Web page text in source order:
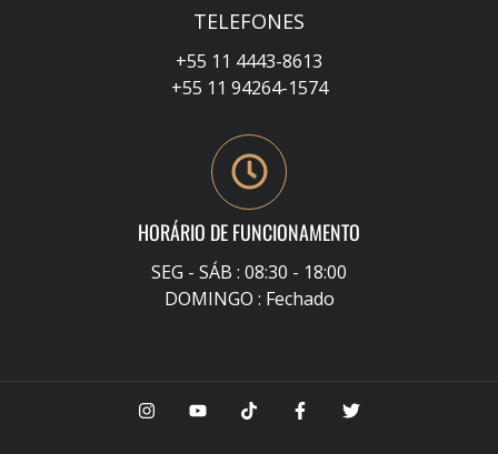
TELEFONES
+55 11 4443-8613
+55 11 94264-1574
HORÁRIO DE FUNCIONAMENTO
SEG - SÁB : 08:30 - 18:00
DOMINGO : Fechado